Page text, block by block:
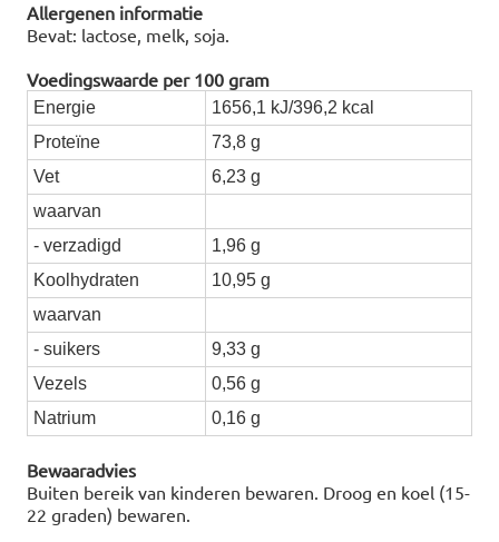
Allergenen informatie
Bevat: lactose, melk, soja.
Voedingswaarde per 100 gram
Energie
1656,1 kJ/396,2 kcal
Proteïne
73,8 g
Vet
6,23 g
waarvan
- verzadigd
1,96 g
Koolhydraten
10,95 g
waarvan
- suikers
9,33 g
Vezels
0,56 g
Natrium
0,16 g
Bewaaradvies
Buiten bereik van kinderen bewaren. Droog en koel (15-
22 graden) bewaren.